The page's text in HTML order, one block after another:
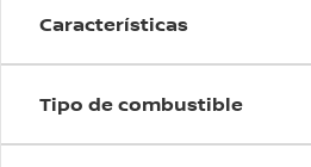
Características
Tipo de combustible